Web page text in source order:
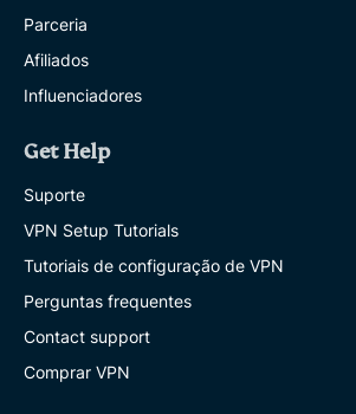
Parceria
Afiliados
Influenciadores
Get Help
Suporte
VPN Setup Tutorials
Tutoriais de configuração de VPN
Perguntas frequentes
Contact support
Comprar VPN